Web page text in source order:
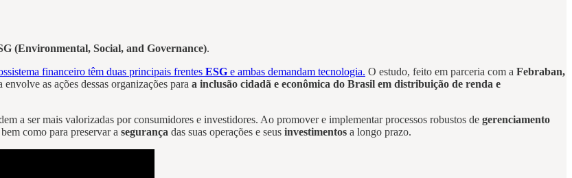
(Environmental, Social, and Governance).
financeiro têm duas principais frentes ESG e ambas demandam tecnologia. O estudo, feito em parceria com a Febraban,
as ações dessas organizações para a inclusão cidadã e econômica do Brasil em distribuição de renda e
a ser mais valorizadas por consumidores e investidores. Ao promover e implementar processos robustos de gerenciamento
como para preservar a segurança das suas operações e seus investimentos a longo prazo.